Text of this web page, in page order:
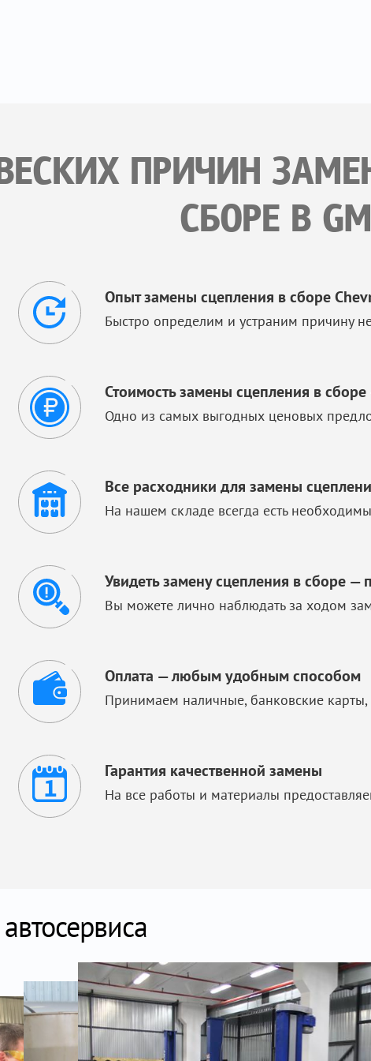
ПРИЧИН
СБОРЕ В
Опыт замены сцепления в сборе
Быстро определим и устраним причину
Стоимость замены сцепления в
Одно из самых выгодных ценовых
Все расходники для замены
На нашем складе всегда есть
Увидеть замену сцепления в сборе —
Вы можете лично наблюдать за ходом
Оплата — любым удобным способом
Принимаем наличные, банковские
Гарантия качественной замены
На все работы и материалы